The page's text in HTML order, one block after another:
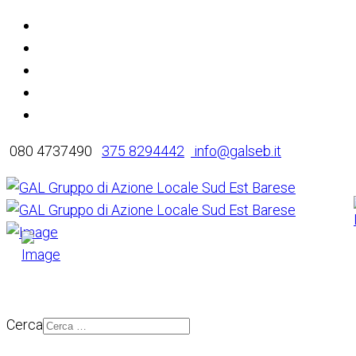
080 4737490 375 8294442 info@galseb.it
Cerca